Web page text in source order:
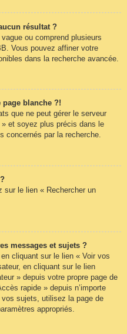
résultat ?
ou comprend plusieurs
Vous pouvez affiner votre
dans la recherche avancée.
blanche ?!
que ne peut gérer le serveur
et soyez plus précis dans le
concernés par la recherche.
sur le lien « Rechercher un
messages et sujets ?
cliquant sur le lien « Voir vos
en cliquant sur le lien
» depuis votre propre page de
rapide » depuis n’importe
sujets, utilisez la page de
appropriés.